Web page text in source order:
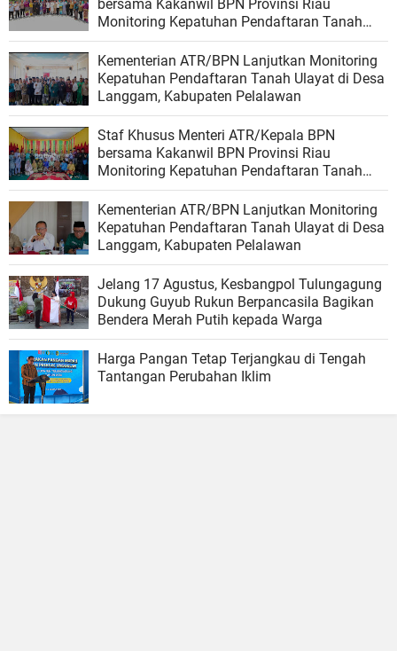
bersama Kakanwil BPN Provinsi Riau
Monitoring Kepatuhan Pendaftaran Tanah
Ulayat di Kubu, Rokan Hilir
Kementerian ATR/BPN Lanjutkan Monitoring
Kepatuhan Pendaftaran Tanah Ulayat di Desa
Langgam, Kabupaten Pelalawan
Staf Khusus Menteri ATR/Kepala BPN
bersama Kakanwil BPN Provinsi Riau
Monitoring Kepatuhan Pendaftaran Tanah
Ulayat di Kubu, Rokan Hilir
Kementerian ATR/BPN Lanjutkan Monitoring
Kepatuhan Pendaftaran Tanah Ulayat di Desa
Langgam, Kabupaten Pelalawan
Jelang 17 Agustus, Kesbangpol Tulungagung
Dukung Guyub Rukun Berpancasila Bagikan
Bendera Merah Putih kepada Warga
Harga Pangan Tetap Terjangkau di Tengah
Tantangan Perubahan Iklim